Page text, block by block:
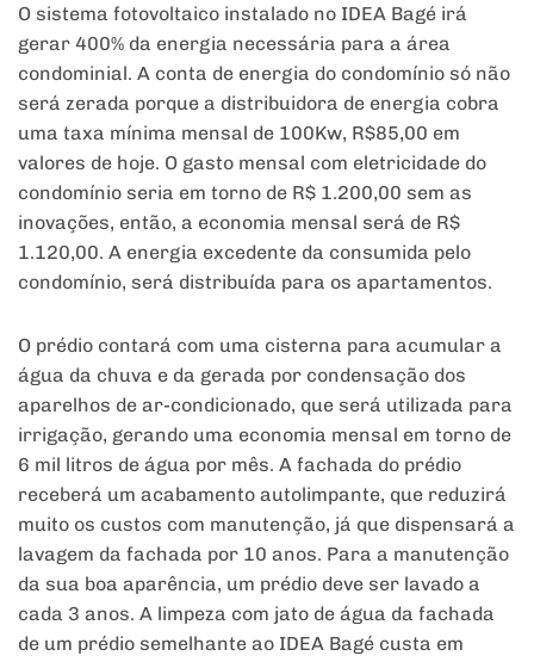
O sistema fotovoltaico instalado no IDEA Bagé irá
gerar 400% da energia necessária para a área
condominial. A conta de energia do condomínio só não
será zerada porque a distribuidora de energia cobra
uma taxa mínima mensal de 100Kw, R$85,00 em
valores de hoje. O gasto mensal com eletricidade do
condomínio seria em torno de R$ 1.200,00 sem as
inovações, então, a economia mensal será de R$
1.120,00. A energia excedente da consumida pelo
condomínio, será distribuída para os apartamentos.
O prédio contará com uma cisterna para acumular a
água da chuva e da gerada por condensação dos
aparelhos de ar-condicionado, que será utilizada para
irrigação, gerando uma economia mensal em torno de
6 mil litros de água por mês. A fachada do prédio
receberá um acabamento autolimpante, que reduzirá
muito os custos com manutenção, já que dispensará a
lavagem da fachada por 10 anos. Para a manutenção
da sua boa aparência, um prédio deve ser lavado a
cada 3 anos. A limpeza com jato de água da fachada
de um prédio semelhante ao IDEA Bagé custa em